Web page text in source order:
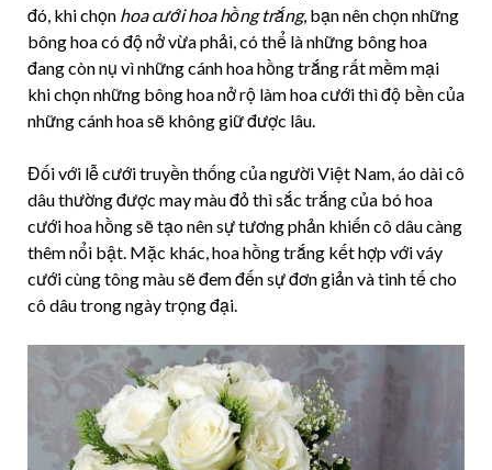
đó, khi chọn hoa cưới hoa hồng trắng, bạn nên chọn những
bông hoa có độ nở vừa phải, có thể là những bông hoa
đang còn nụ vì những cánh hoa hồng trắng rất mềm mại
khi chọn những bông hoa nở rộ làm hoa cưới thì độ bền của
những cánh hoa sẽ không giữ được lâu.
Đối với lễ cưới truyền thống của người Việt Nam, áo dài cô
dâu thường được may màu đỏ thì sắc trắng của bó hoa
cưới hoa hồng sẽ tạo nên sự tương phản khiến cô dâu càng
thêm nổi bật. Mặc khác, hoa hồng trắng kết hợp với váy
cưới cùng tông màu sẽ đem đến sự đơn giản và tinh tế cho
cô dâu trong ngày trọng đại.